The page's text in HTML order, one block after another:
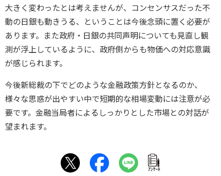
大きく変わったとは考えませんが、コンセンサスだった不
動の日銀も動きうる、ということは今後念頭に置く必要が
あります。また政府・日銀の共同声明についても見直し観
測が浮上しているように、政府側からも物価への対応意識
が感じられます。
今後新総裁の下でどのような金融政策方針となるのか、
様々な思惑が出やすい中で短期的な相場変動には注意が必
要です。金融当局者によるしっかりとした市場との対話が
望まれます。
ｱﾝｹｰﾄ